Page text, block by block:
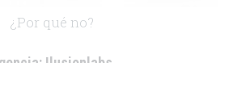
¿Por qué no?
Ilusionlabs